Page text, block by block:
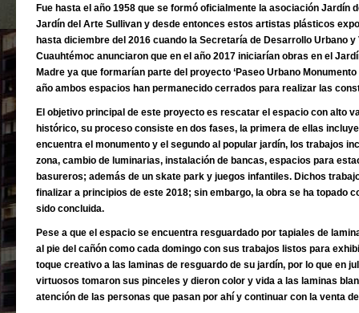
Fue hasta el año 1958 que se formó oficialmente la asociación Jardín
Jardín del Arte Sullivan y desde entonces estos artistas plásticos
hasta diciembre del 2016 cuando la Secretaría de Desarrollo Urbano
Cuauhtémoc anunciaron que en el año 2017 iniciarían obras en el
Madre ya que formarían parte del proyecto ‘Paseo Urbano
año ambos espacios han permanecido cerrados para realizar las
El objetivo principal de este proyecto es rescatar el espacio con alto
histórico, su proceso consiste en dos fases, la primera de ellas
encuentra el monumento y el segundo al popular jardín, los trabajos
zona, cambio de luminarias, instalación de bancas, espacios para
basureros; además de un skate park y juegos infantiles. Dichos
finalizar a principios de este 2018; sin embargo, la obra se ha topado
sido concluida.
Pese a que el espacio se encuentra resguardado por tapiales de
al pie del cañón como cada domingo con sus trabajos listos para
toque creativo a las laminas de resguardo de su jardín, por lo que en
virtuosos tomaron sus pinceles y dieron color y vida a las laminas
atención de las personas que pasan por ahí y continuar con la venta